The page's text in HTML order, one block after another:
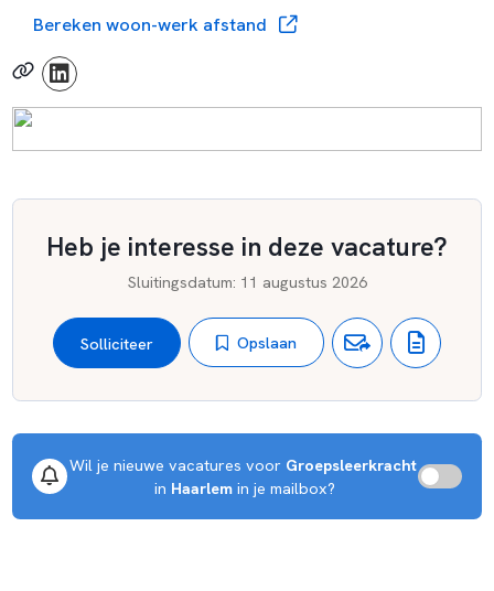
Bereken woon-werk afstand
Heb je interesse in deze vacature?
Sluitingsdatum: 11 augustus 2026
Solliciteer Opslaan
Wil je nieuwe vacatures voor Groepsleerkracht
in Haarlem in je mailbox?